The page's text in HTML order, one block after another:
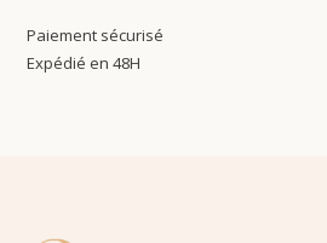
Paiement sécurisé
Expédié en 48H